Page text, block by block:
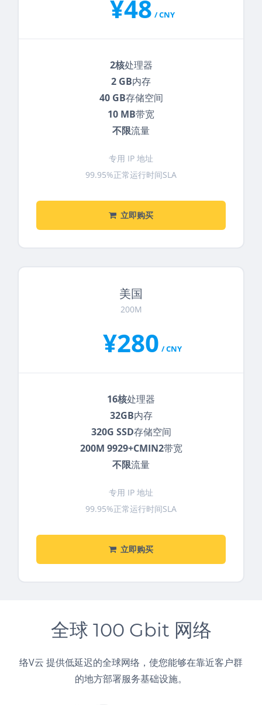
¥48 / CNY
2核处理器
2 GB内存
40 GB存储空间
10 MB带宽
不限流量
专用 IP 地址
99.95%正常运行时间SLA
立即购买
美国
200M
¥280 / CNY
16核处理器
32GB内存
320G SSD存储空间
200M 9929+CMIN2带宽
不限流量
专用 IP 地址
99.95%正常运行时间SLA
立即购买
全球 100 Gbit 网络
络V云 提供低延迟的全球网络，使您能够在靠近客户群
的地方部署服务基础设施。